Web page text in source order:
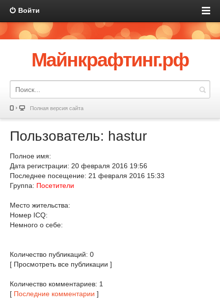
Войти
Майнкрафтинг.рф
Полная версия сайта
Пользователь: hastur
Полное имя:
Дата регистрации: 20 февраля 2016 19:56
Последнее посещение: 21 февраля 2016 15:33
Группа: Посетители
Место жительства:
Номер ICQ:
Немного о себе:
Количество публикаций: 0
[ Просмотреть все публикации ]
Количество комментариев: 1
[ Последние комментарии ]